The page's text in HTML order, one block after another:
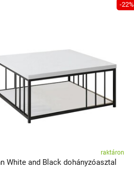
-22%
raktáron
White and Black dohányzóasztal